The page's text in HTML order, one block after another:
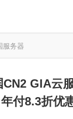
服务器
GIA云
年付8.3折优